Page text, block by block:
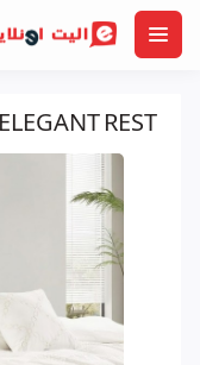
طقم تخت صيفي 7 قطع مجوز ELEGANT REST